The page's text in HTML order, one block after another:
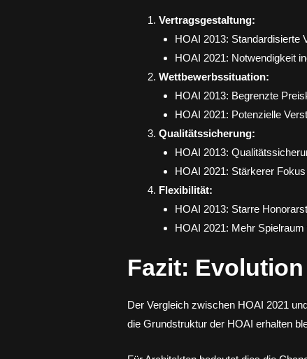
Vertragsgestaltung:
HOAI 2013: Standardisierte
HOAI 2021: Notwendigkeit
Wettbewerbssituation:
HOAI 2013: Begrenzte
HOAI 2021: Potenzielle
Qualitätssicherung:
HOAI 2013:
HOAI 2021: Stärkerer
Flexibilität:
HOAI 2013: Starre
HOAI 2021: Mehr
Fazit:
Der Vergleich zwischen HOAI 2021
die Grundstruktur der HOAI erhalten